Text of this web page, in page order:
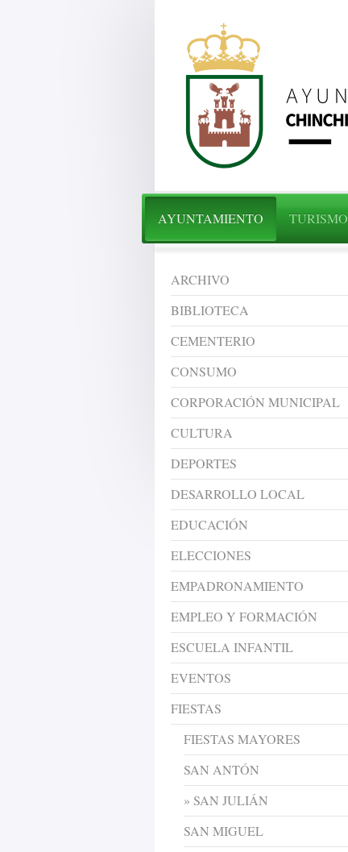
AYUNTAMIENTO TURISMO
ARCHIVO
BIBLIOTECA
CEMENTERIO
CONSUMO
CORPORACIÓN MUNICIPAL
CULTURA
DEPORTES
DESARROLLO LOCAL
EDUCACIÓN
ELECCIONES
EMPADRONAMIENTO
EMPLEO Y FORMACIÓN
ESCUELA INFANTIL
EVENTOS
FIESTAS
FIESTAS MAYORES
SAN ANTÓN
SAN JULIÁN
SAN MIGUEL